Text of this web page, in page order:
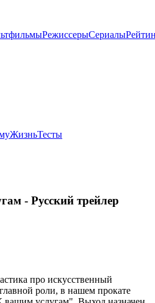
РежиссерыСериалы
ЖизньТесты
- Русский трейлер
про искусственный
роли, в нашем прокате